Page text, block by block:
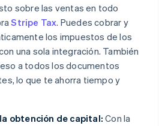
sobre las ventas en todo
Stripe Tax. Puedes cobrar y
los impuestos de los
una sola integración. También
a todos los documentos
lo que te ahorra tiempo y
obtención de capital: Con la